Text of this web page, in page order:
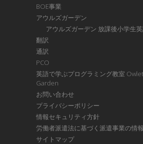
BOE事業
アウルズガーデン
アウルズガーデン 放課後小学生英
翻訳
通訳
PCO
英語で学ぶプログラミング教室
Garden
お問い合わせ
プライバシーポリシー
情報セキュリティ方針
労働者派遣法に基づく派遣事業の情
サイトマップ